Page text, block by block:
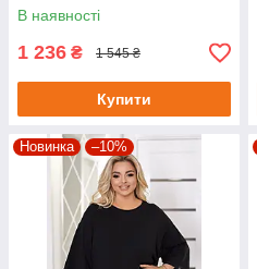
В наявності
1 236 ₴ 1 545 ₴
Купити
Новинка –10%